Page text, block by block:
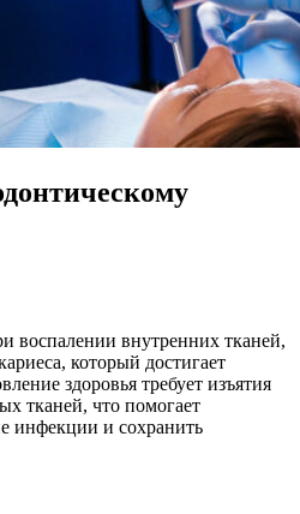
воспалении внутренних тканей,
который достигает
здоровья требует изъятия
тканей, что помогает
инфекции и сохранить